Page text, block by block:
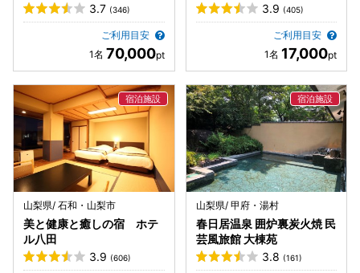
3.7 (346)
ご利用目安
70,000
3.9 (405)
ご利用目安
17,000
山梨県/ 石和・山梨市
美と健康と癒しの宿 ホテ
ル八田
3.9 (606)
山梨県/ 甲府・湯村
春日居温泉 囲炉裏炭火焼 民
芸風旅館 大棟苑
3.8 (161)